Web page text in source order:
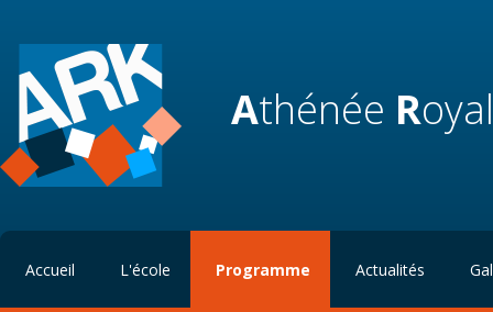
Athénée R
Accueil L'école Programme Actualités